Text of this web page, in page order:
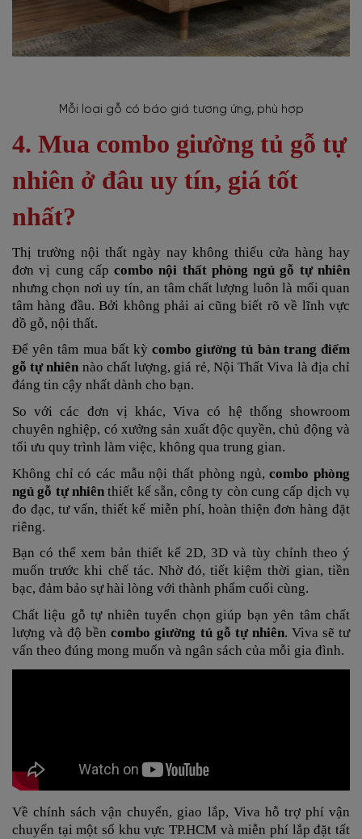
Mỗi loại gỗ có báo giá tương ứng, phù hợp
4. Mua combo giường tủ gỗ tự
nhiên ở đâu uy tín, giá tốt
nhất?
Thị trường nội thất ngày nay không thiếu cửa hàng hay
đơn vị cung cấpcombo nội thất phòng ngủ gỗ tự nhiên
nhưng chọn nơi uy tín, an tâm chất lượng luôn là mối quan
tâm hàng đầu. Bởi không phải ai cũng biết rõ về lĩnh vực
đồ gỗ, nội thất.
Để yên tâm mua bất kỳcombo giường tủ bàn trang điểm
gỗ tự nhiên nào chất lượng, giá rẻ, Nội Thất Viva là địa chỉ
đáng tin cậy nhất dành cho bạn.
So với các đơn vị khác, Viva có hệ thống showroom
chuyên nghiệp, có xưởng sản xuất độc quyền, chủ động và
tối ưu quy trình làm việc, không qua trung gian.
Không chỉ có các mẫu nội thất phòng ngủ,combo phòng
ngủ gỗ tự nhiên thiết kế sẵn, công ty còn cung cấp dịch vụ
đo đạc, tư vấn, thiết kế miễn phí, hoàn thiện đơn hàng đặt
riêng.
Bạn có thể xem bản thiết kế 2D, 3D và tùy chỉnh theo ý
muốn trước khi chế tác. Nhờ đó, tiết kiệm thời gian, tiền
bạc, đảm bảo sự hài lòng với thành phẩm cuối cùng.
Chất liệu gỗ tự nhiên tuyển chọn giúp bạn yên tâm chất
lượng và độ bền combo giường tủ gỗ tự nhiên. Viva sẽ tư
vấn theo đúng mong muốn và ngân sách của mỗi gia đình.
Về chính sách vận chuyển, giao lắp, Viva hỗ trợ phí vận
chuyển tại một số khu vực TP.HCM và miễn phí lắp đặt tất